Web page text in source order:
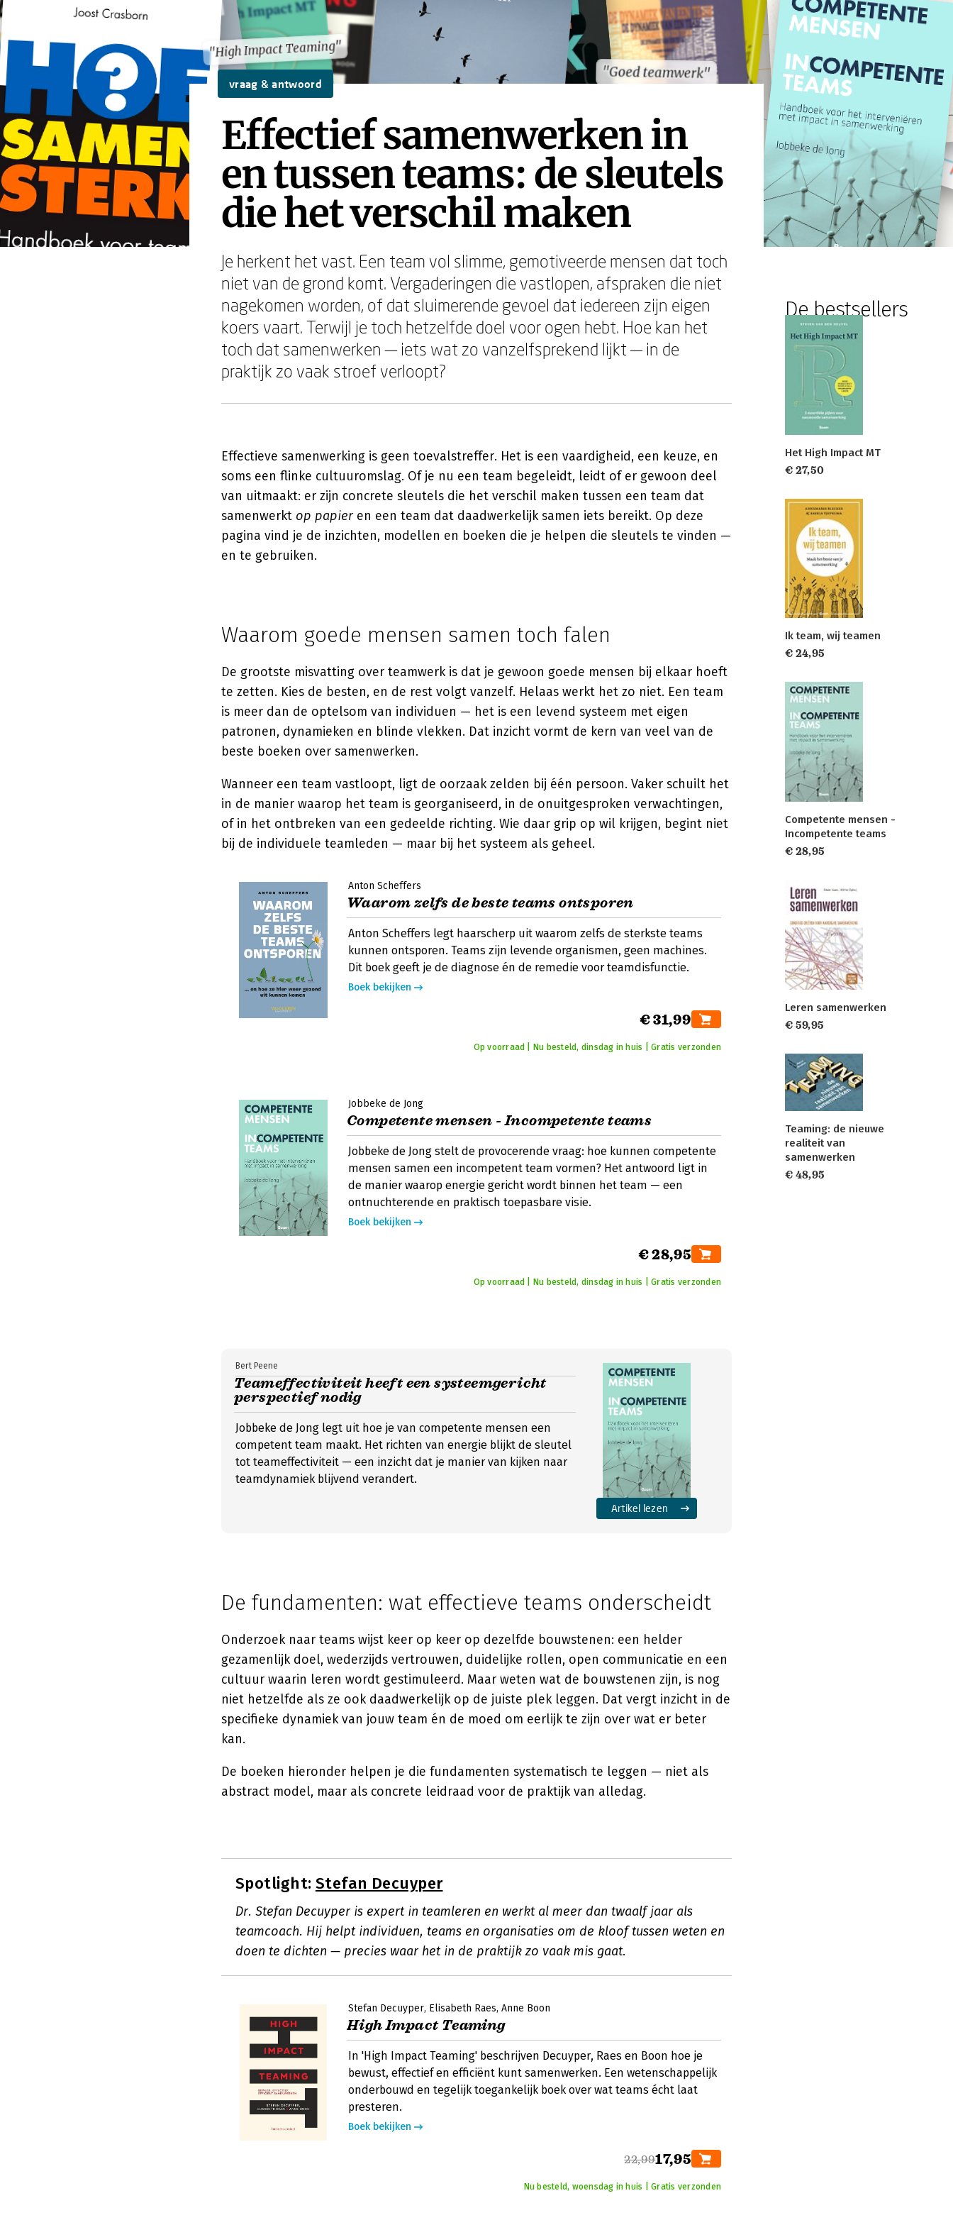
"High Impact Teaming"
"Goed teamwerk"
"High Impact Teaming"
"Goed teamwerk"
vraag & antwoord
Effectief samenwerken in
en tussen teams: de sleutels
die het verschil maken
Je herkent het vast. Een team vol slimme, gemotiveerde mensen dat toch
niet van de grond komt. Vergaderingen die vastlopen, afspraken die niet
nagekomen worden, of dat sluimerende gevoel dat iedereen zijn eigen
koers vaart. Terwijl je toch hetzelfde doel voor ogen hebt. Hoe kan het
toch dat samenwerken — iets wat zo vanzelfsprekend lijkt — in de
praktijk zo vaak stroef verloopt?
Effectieve samenwerking is geen toevalstreffer. Het is een vaardigheid, een keuze, en
soms een flinke cultuuromslag. Of je nu een team begeleidt, leidt of er gewoon deel
van uitmaakt: er zijn concrete sleutels die het verschil maken tussen een team dat
samenwerkt op papieren een team dat daadwerkelijk samen iets bereikt. Op deze
pagina vind je de inzichten, modellen en boeken die je helpen die sleutels te vinden —
en te gebruiken.
Waarom goede mensen samen toch falen
De grootste misvatting over teamwerk is dat je gewoon goede mensen bij elkaar hoeft
te zetten. Kies de besten, en de rest volgt vanzelf. Helaas werkt het zo niet. Een team
is meer dan de optelsom van individuen — het is een levend systeem met eigen
patronen, dynamieken en blinde vlekken. Dat inzicht vormt de kern van veel van de
beste boeken over samenwerken.
Wanneer een team vastloopt, ligt de oorzaak zelden bij één persoon. Vaker schuilt het
in de manier waarop het team is georganiseerd, in de onuitgesproken verwachtingen,
of in het ontbreken van een gedeelde richting. Wie daar grip op wil krijgen, begint niet
bij de individuele teamleden — maar bij het systeem als geheel.
Anton Scheffers
Waarom zelfs de beste teams ontsporen
Anton Scheffers legt haarscherp uit waarom zelfs de sterkste teams
kunnen ontsporen. Teams zijn levende organismen, geen machines.
Dit boek geeft je de diagnose én de remedie voor teamdisfunctie.
Boek bekijken
€ 31,99
Op voorraad | Nu besteld, dinsdag in huis | Gratis verzonden
Jobbeke de Jong
Competente mensen - Incompetente teams
Jobbeke de Jong stelt de provocerende vraag: hoe kunnen competente
mensen samen een incompetent team vormen? Het antwoord ligt in
de manier waarop energie gericht wordt binnen het team — een
ontnuchterende en praktisch toepasbare visie.
Boek bekijken
€ 28,95
Op voorraad | Nu besteld, dinsdag in huis | Gratis verzonden
Teameffectiviteit heeft een systeemgericht
perspectief nodig
Bert Peene
Jobbeke de Jong legt uit hoe je van competente mensen een
competent team maakt. Het richten van energie blijkt de sleutel
tot teameffectiviteit — een inzicht dat je manier van kijken naar
teamdynamiek blijvend verandert.
Artikel lezen
De fundamenten: wat effectieve teams onderscheidt
Onderzoek naar teams wijst keer op keer op dezelfde bouwstenen: een helder
gezamenlijk doel, wederzijds vertrouwen, duidelijke rollen, open communicatie en een
cultuur waarin leren wordt gestimuleerd. Maar weten wat de bouwstenen zijn, is nog
niet hetzelfde als ze ook daadwerkelijk op de juiste plek leggen. Dat vergt inzicht in de
specifieke dynamiek van jouw team én de moed om eerlijk te zijn over wat er beter
kan.
De boeken hieronder helpen je die fundamenten systematisch te leggen — niet als
abstract model, maar als concrete leidraad voor de praktijk van alledag.
Spotlight: Stefan Decuyper
Dr. Stefan Decuyper is expert in teamleren en werkt al meer dan twaalf jaar als
teamcoach. Hij helpt individuen, teams en organisaties om de kloof tussen weten en
doen te dichten — precies waar het in de praktijk zo vaak mis gaat.
Stefan Decuyper Elisabeth Raes Anne Boon
High Impact Teaming
In 'High Impact Teaming' beschrijven Decuyper, Raes en Boon hoe je
bewust, effectief en efficiënt kunt samenwerken. Een wetenschappelijk
onderbouwd en tegelijk toegankelijk boek over wat teams écht laat
presteren.
Boek bekijken
22,9917,95
Nu besteld, woensdag in huis | Gratis verzonden
De bestsellers
Het High Impact MT
€ 27,50
Ik team, wij teamen
€ 24,95
Competente mensen -
Incompetente teams
€ 28,95
Leren samenwerken
€ 59,95
Teaming: de nieuwe
realiteit van
samenwerken
€ 48,95